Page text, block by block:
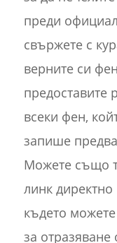
преди
свържете с
верните си
предоставите
всеки фен,
запише
Можете също
линк директно
където
за отразяване